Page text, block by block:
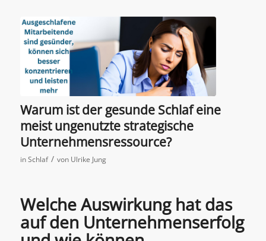
Warum ist der gesunde Schlaf eine
meist ungenutzte strategische
Unternehmensressource?
inSchlaf / von Ulrike Jung
Welche Auswirkung hat das
auf den Unternehmenserfolg